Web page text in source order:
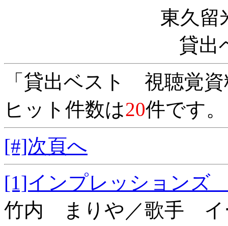
東久留
貸出
「貸出ベスト 視聴覚
ヒット件数は20件です
[#]次頁へ
[1]インプレッシ
竹内 まりや／歌手 イ